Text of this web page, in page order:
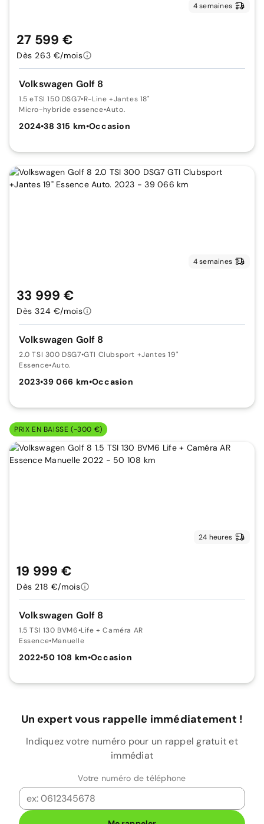
4 semaines
Volkswagen Golf 8
1.5 eTSI 150 DSG7•R-Line +Jantes 18"
Micro-hybride essence•Auto.
2024•38 315 km•Occasion
27 599 €
Dès 263 €/mois
4 semaines
Volkswagen Golf 8
2.0 TSI 300 DSG7•GTI Clubsport +Jantes 19"
Essence•Auto.
2023•39 066 km•Occasion
33 999 €
Dès 324 €/mois
PRIX EN BAISSE (-300 €)
24 heures
Volkswagen Golf 8
1.5 TSI 130 BVM6•Life + Caméra AR
Essence•Manuelle
2022•50 108 km•Occasion
19 999 €
Dès 218 €/mois
Un expert vous rappelle immédiatement !
Indiquez votre numéro pour un rappel gratuit et
immédiat
Votre numéro de téléphone